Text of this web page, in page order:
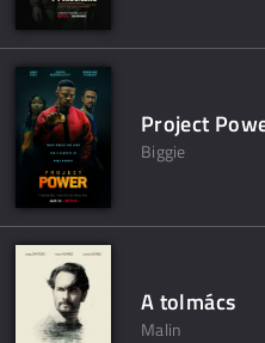
Project
Biggie
A tolmács
Malin